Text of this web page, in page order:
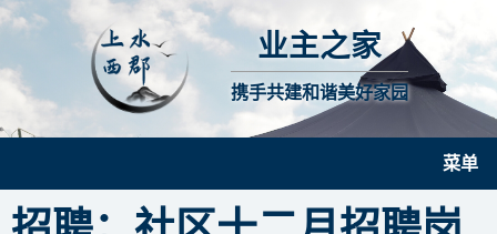
业主之家
携手共建和谐美好家园
菜单